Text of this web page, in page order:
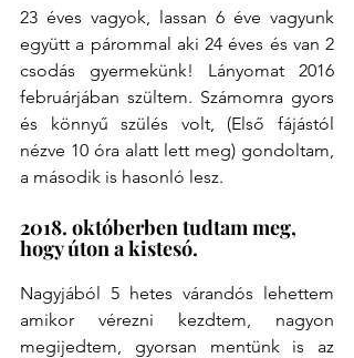
23 éves vagyok, lassan 6 éve vagyunk
együtt a párommal aki 24 éves és van 2
csodás gyermekünk! Lányomat 2016
februárjában szültem. Számomra gyors
és könnyű szülés volt, (Első fájástól
nézve 10 óra alatt lett meg) gondoltam,
a második is hasonló lesz.
2018. októberben tudtam meg,
hogy úton a kistesó.
Nagyjából 5 hetes várandós lehettem
amikor vérezni kezdtem, nagyon
megijedtem, gyorsan mentünk is az